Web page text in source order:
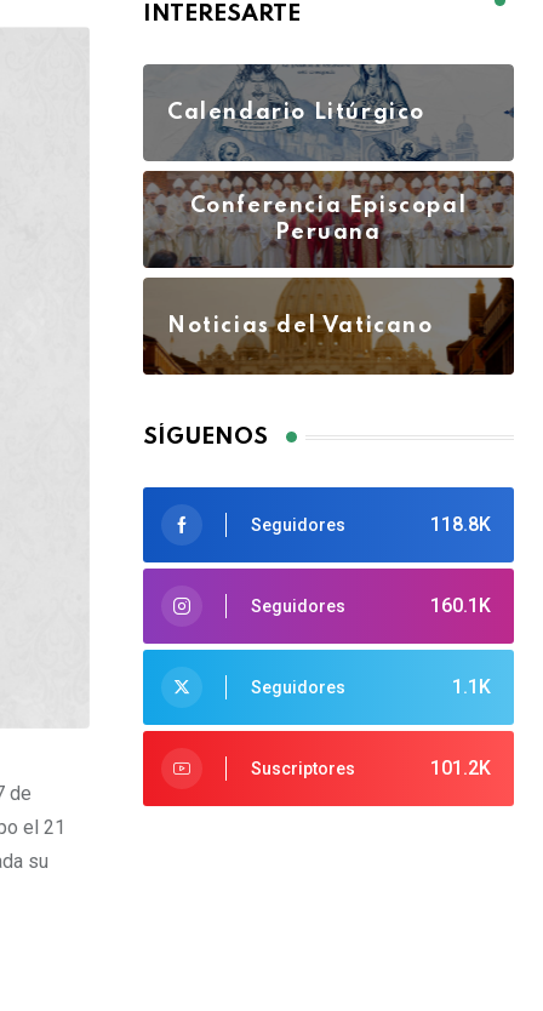
de
el 21
su
INTERESARTE
Calendario Litúrgico
Conferencia Episcopal
Peruana
Noticias del Vaticano
SÍGUENOS
118.8K
Seguidores
160.1K
Seguidores
1.1K
Seguidores
101.2K
Suscriptores